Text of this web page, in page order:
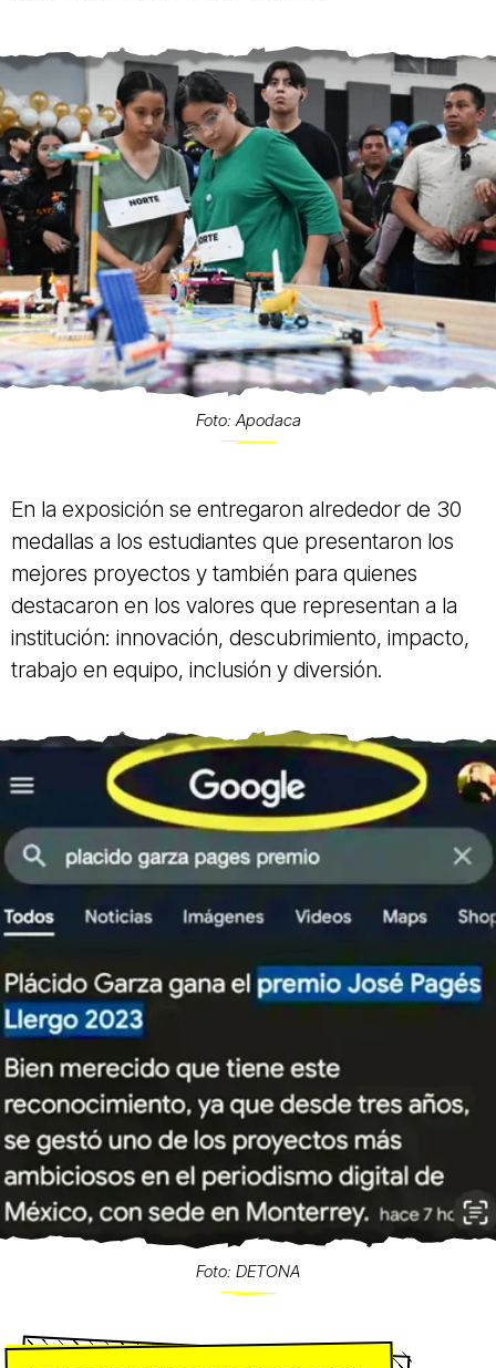
Foto: Apodaca
En la exposición se entregaron alrededor de 30
medallas a los estudiantes que presentaron los
mejores proyectos y también para quienes
destacaron en los valores que representan a la
institución: innovación, descubrimiento, impacto,
trabajo en equipo, inclusión y diversión.
Foto: DETONA